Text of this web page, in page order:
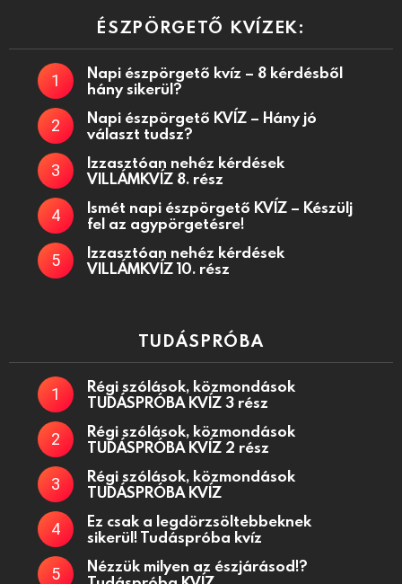
ÉSZPÖRGETŐ KVÍZEK:
Napi észpörgető kvíz – 8 kérdésből
hány sikerül?
Napi észpörgető KVÍZ – Hány jó
választ tudsz?
Izzasztóan nehéz kérdések
VILLÁMKVÍZ 8. rész
Ismét napi észpörgető KVÍZ – Készülj
fel az agypörgetésre!
Izzasztóan nehéz kérdések
VILLÁMKVÍZ 10. rész
TUDÁSPRÓBA
Régi szólások, közmondások
TUDÁSPRÓBA KVÍZ 3 rész
Régi szólások, közmondások
TUDÁSPRÓBA KVÍZ 2 rész
Régi szólások, közmondások
TUDÁSPRÓBA KVÍZ
Ez csak a legdörzsöltebbeknek
sikerül! Tudáspróba kvíz
Nézzük milyen az észjárásod!?